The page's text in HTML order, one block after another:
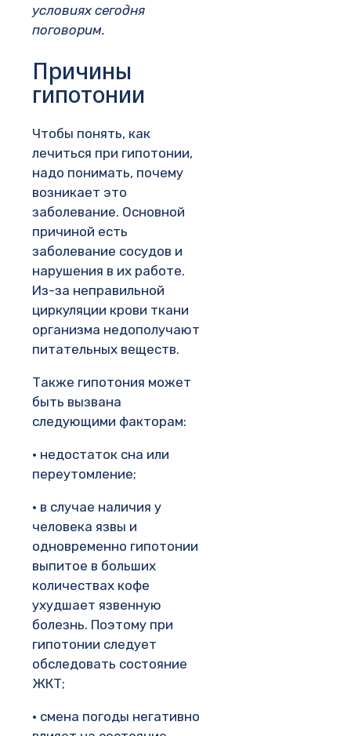
условиях сегодня
поговорим.
Причины
гипотонии
Чтобы понять, как
лечиться при гипотонии,
надо понимать, почему
возникает это
заболевание. Основной
причиной есть
заболевание сосудов и
нарушения в их работе.
Из-за неправильной
циркуляции крови ткани
организма недополучают
питательных веществ.
Также гипотония может
быть вызвана
следующими факторам:
• недостаток сна или
переутомление;
• в случае наличия у
человека язвы и
одновременно гипотонии
выпитое в больших
количествах кофе
ухудшает язвенную
болезнь. Поэтому при
гипотонии следует
обследовать состояние
ЖКТ;
• смена погоды негативно